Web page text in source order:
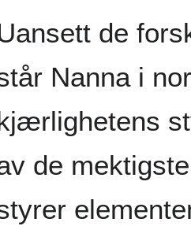
de
Nanna i
de